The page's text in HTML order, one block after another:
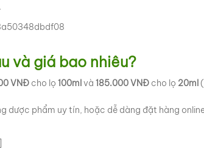
và giá bao nhiêu?
VNĐcho lọ 100mlvà 185.000 VNĐcho lọ 20ml
dược phẩm uy tín, hoặc dễ dàng đặt hàng